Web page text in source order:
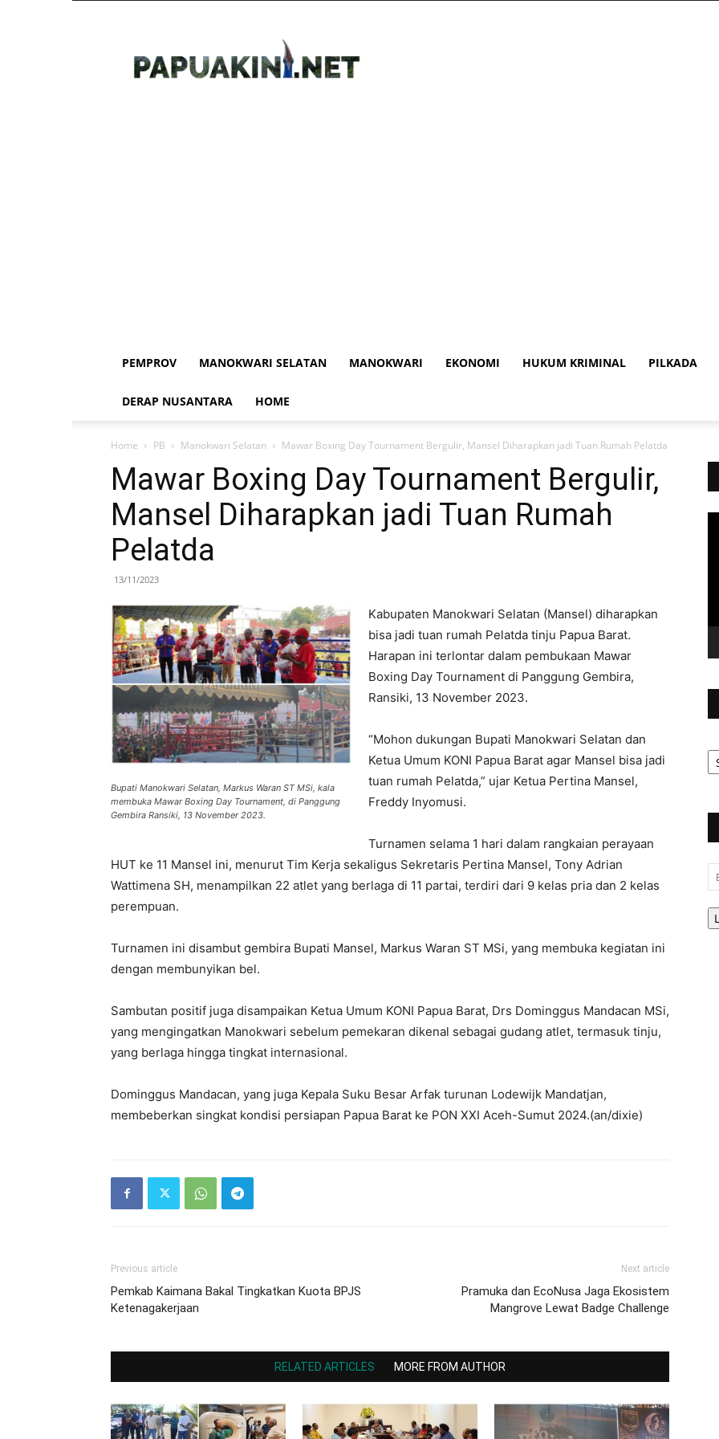
PEMPROV MANOKWARI SELATAN MANOKWARI EKONOMI HUKUM KRIMINAL PILKADA
DERAP NUSANTARA HOME
Home PB Manokwari Selatan Mawar Boxing Day Tournament Bergulir, Mansel Diharapkan jadi Tuan Rumah Pelatda
Mawar Boxing Day Tournament Bergulir,
Mansel Diharapkan jadi Tuan Rumah
Pelatda
13/11/2023
Bupati Manokwari Selatan, Markus Waran ST MSi, kala
membuka Mawar Boxing Day Tournament, di Panggung
Gembira Ransiki, 13 November 2023.
Kabupaten Manokwari Selatan (Mansel) diharapkan
bisa jadi tuan rumah Pelatda tinju Papua Barat.
Harapan ini terlontar dalam pembukaan Mawar
Boxing Day Tournament di Panggung Gembira,
Ransiki, 13 November 2023.
“Mohon dukungan Bupati Manokwari Selatan dan
Ketua Umum KONI Papua Barat agar Mansel bisa jadi
tuan rumah Pelatda,” ujar Ketua Pertina Mansel,
Freddy Inyomusi.
Turnamen selama 1 hari dalam rangkaian perayaan
HUT ke 11 Mansel ini, menurut Tim Kerja sekaligus Sekretaris Pertina Mansel, Tony Adrian
Wattimena SH, menampilkan 22 atlet yang berlaga di 11 partai, terdiri dari 9 kelas pria dan 2 kelas
perempuan.
Turnamen ini disambut gembira Bupati Mansel, Markus Waran ST MSi, yang membuka kegiatan ini
dengan membunyikan bel.
Sambutan positif juga disampaikan Ketua Umum KONI Papua Barat, Drs Dominggus Mandacan MSi,
yang mengingatkan Manokwari sebelum pemekaran dikenal sebagai gudang atlet, termasuk tinju,
yang berlaga hingga tingkat internasional.
Dominggus Mandacan, yang juga Kepala Suku Besar Arfak turunan Lodewijk Mandatjan,
membeberkan singkat kondisi persiapan Papua Barat ke PON XXI Aceh-Sumut 2024.(an/dixie)
Previous article
Pemkab Kaimana Bakal Tingkatkan Kuota BPJS
Ketenagakerjaan
Next article
Pramuka dan EcoNusa Jaga Ekosistem
Mangrove Lewat Badge Challenge
RELATED ARTICLES MORE FROM AUTHOR